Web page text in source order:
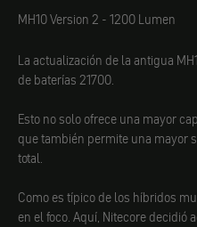
Nitecore
MH10 Version 2 - 1200 Lumen
La actualización de la antigua
de baterías 21700.
Esto no solo ofrece una mayor
que también permite una mayor
total.
Como es típico de los híbridos
en el foco. Aquí, Nitecore decidió